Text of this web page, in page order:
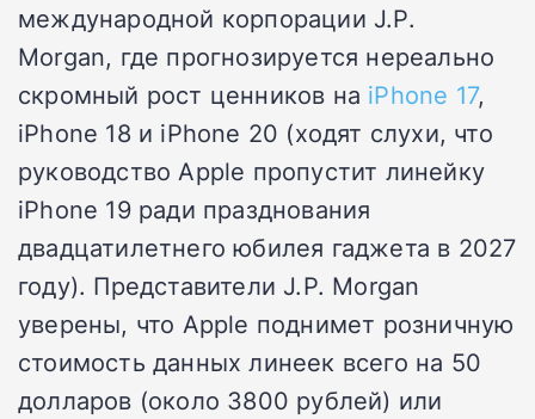
международной корпорации J.P.
Morgan, где прогнозируется нереально
скромный рост ценников на iPhone 17,
iPhone 18 и iPhone 20 (ходят слухи, что
руководство Apple пропустит линейку
iPhone 19 ради празднования
двадцатилетнего юбилея гаджета в 2027
году). Представители J.P. Morgan
уверены, что Apple поднимет розничную
стоимость данных линеек всего на 50
долларов (около 3800 рублей) или